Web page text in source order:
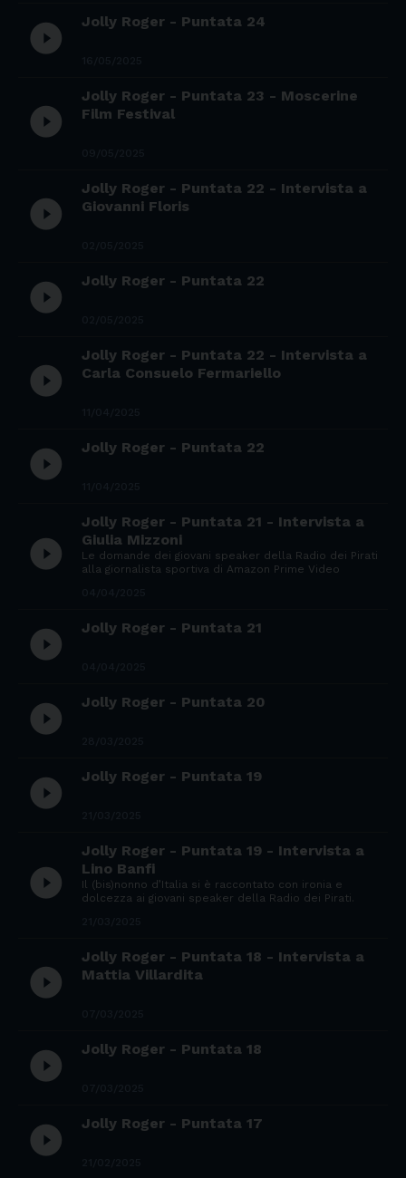
play_circle_filled Jolly Roger - Puntata 24
play_circle_filled
Jolly Roger - Puntata 23 - Moscerine
Film Festival
play_circle_filled
Jolly Roger - Puntata 22 - Intervista a
Giovanni Floris
play_circle_filled Jolly Roger - Puntata 22
play_circle_filled
Jolly Roger - Puntata 22 - Intervista a
Carla Consuelo Fermariello
play_circle_filled Jolly Roger - Puntata 22
play_circle_filled
Jolly Roger - Puntata 21 - Intervista a
Giulia Mizzoni
Le domande dei giovani speaker della Radio dei Pirati
alla giornalista sportiva di Amazon Prime Video
play_circle_filled Jolly Roger - Puntata 21
play_circle_filled Jolly Roger - Puntata 20
play_circle_filled Jolly Roger - Puntata 19
play_circle_filled
Jolly Roger - Puntata 19 - Intervista a
Lino Banfi
Il (bis)nonno d’Italia si è raccontato con ironia e
dolcezza ai giovani speaker della Radio dei Pirati.
play_circle_filled
Jolly Roger - Puntata 18 - Intervista a
Mattia Villardita
play_circle_filled Jolly Roger - Puntata 18
play_circle_filled Jolly Roger - Puntata 17